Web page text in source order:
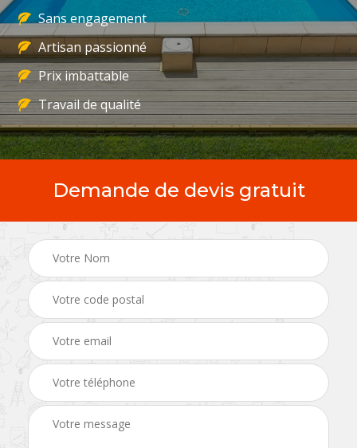
Sans engagement
Artisan passionné
Prix imbattable
Travail de qualité
Demande de devis gratuit